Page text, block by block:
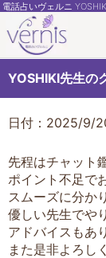
電話占いヴェルニ
YOSHIKI先生の
日付：2025/9/
先程はチャット
ポイント不足で
スムーズに分か
優しい先生でや
アドバイスもあ
また是非よろし